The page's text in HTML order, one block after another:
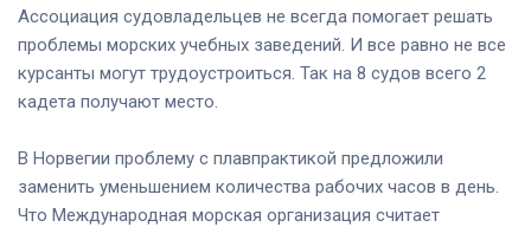
Ассоциация судовладельцев не всегда помогает решать
проблемы морских учебных заведений. И все равно не все
курсанты могут трудоустроиться. Так на 8 судов всего 2
кадета получают место.
В Норвегии проблему с плавпрактикой предложили
заменить уменьшением количества рабочих часов в день.
Что Международная морская организация считает